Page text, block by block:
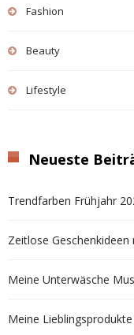
Fashion
Beauty
Lifestyle
Neueste
Trendfarben Frühjahr
Zeitlose Geschenkideen
Meine Unterwäsche
Meine